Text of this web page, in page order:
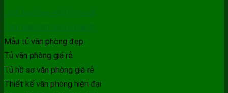
Mẫu tủ văn phòng đẹp
Tủ văn phòng giá rẻ
Tủ hồ sơ văn phòng giá rẻ
Thiết kế văn phòng hiện đại